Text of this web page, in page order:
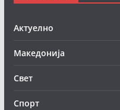
Актуелно
Македонија
Свет
Спорт